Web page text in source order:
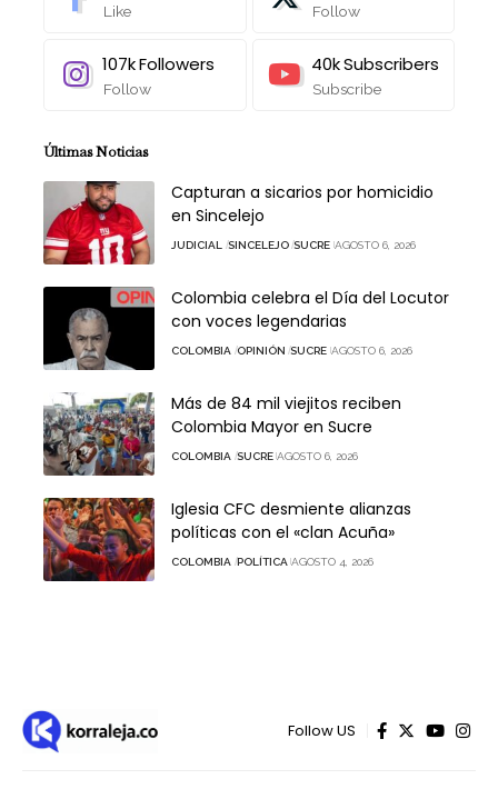
Like Follow
107kFollowers
Follow
40kSubscribers
Subscribe
Últimas Noticias
Capturan a sicarios por homicidio
en Sincelejo
JUDICIAL SINCELEJO SUCRE AGOSTO 6, 2026
Colombia celebra el Día del Locutor
con voces legendarias
COLOMBIA OPINIÓN SUCRE AGOSTO 6, 2026
Más de 84 mil viejitos reciben
Colombia Mayor en Sucre
COLOMBIA SUCRE AGOSTO 6, 2026
Iglesia CFC desmiente alianzas
políticas con el «clan Acuña»
COLOMBIA POLÍTICA AGOSTO 4, 2026
Follow US